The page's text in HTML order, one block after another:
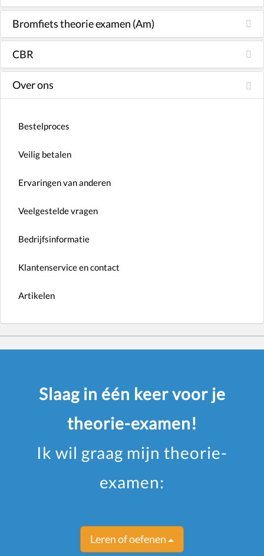
Bromfiets theorie examen (Am)
CBR
Over ons
Bestelproces
Veilig betalen
Ervaringen van anderen
Veelgestelde vragen
Bedrijfsinformatie
Klantenservice en contact
Artikelen
Slaag in één keer voor je
theorie-examen!
Ik wil graag mijn theorie-
examen:
Leren of oefenen